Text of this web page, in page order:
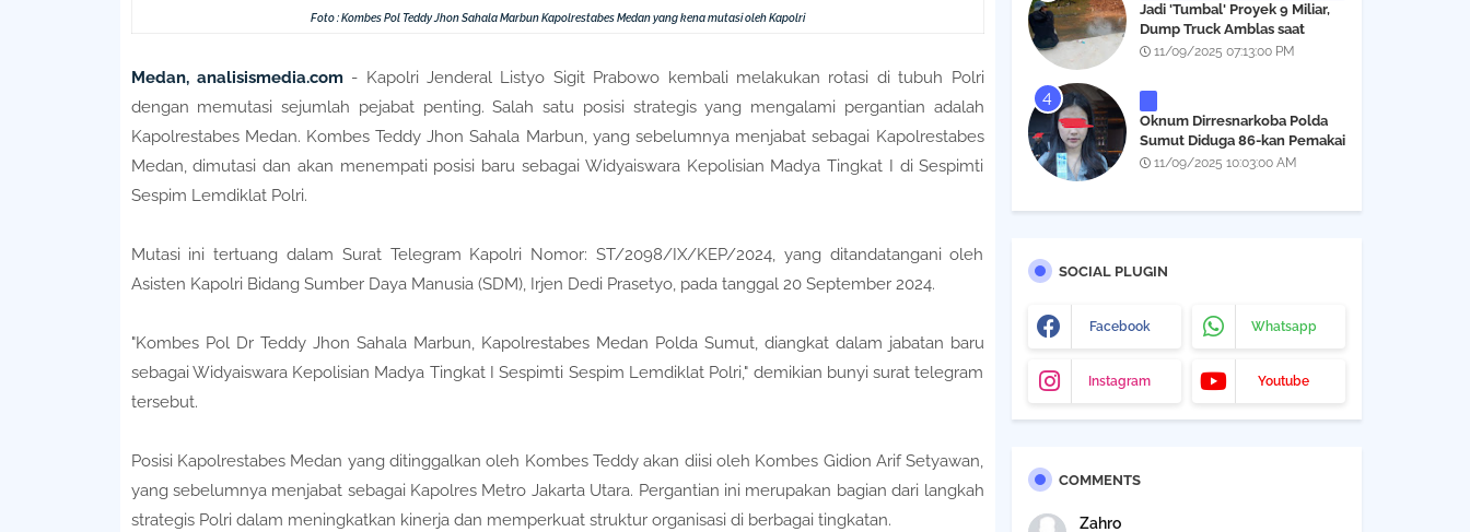
Foto : Kombes Pol Teddy Jhon Sahala Marbun Kapolrestabes Medan yang kena mutasi oleh Kapolri
Medan, analisismedia.com- Kapolri Jenderal Listyo Sigit Prabowo kembali melakukan rotasi di tubuh Polri
dengan memutasi sejumlah pejabat penting. Salah satu posisi strategis yang mengalami pergantian adalah
Kapolrestabes Medan. Kombes Teddy Jhon Sahala Marbun, yang sebelumnya menjabat sebagai Kapolrestabes
Medan, dimutasi dan akan menempati posisi baru sebagai Widyaiswara Kepolisian Madya Tingkat I di Sespimti
Sespim Lemdiklat Polri.
Mutasi ini tertuang dalam Surat Telegram Kapolri Nomor: ST/2098/IX/KEP/2024, yang ditandatangani oleh
Asisten Kapolri Bidang Sumber Daya Manusia (SDM), Irjen Dedi Prasetyo, pada tanggal 20 September 2024.
"Kombes Pol Dr Teddy Jhon Sahala Marbun, Kapolrestabes Medan Polda Sumut, diangkat dalam jabatan baru
sebagai Widyaiswara Kepolisian Madya Tingkat I Sespimti Sespim Lemdiklat Polri," demikian bunyi surat telegram
tersebut.
Posisi Kapolrestabes Medan yang ditinggalkan oleh Kombes Teddy akan diisi oleh Kombes Gidion Arif Setyawan,
yang sebelumnya menjabat sebagai Kapolres Metro Jakarta Utara. Pergantian ini merupakan bagian dari langkah
strategis Polri dalam meningkatkan kinerja dan memperkuat struktur organisasi di berbagai tingkatan.
‎Jadi 'Tumbal' Proyek 9 Miliar,
Dump Truck Amblas saat
Lintasi Timbunan yang
11/09/2025 07:13:00 PM
Oknum Dirresnarkoba Polda
Sumut Diduga 86-kan Pemakai
Narkoba Yang Didapatkan Saat
11/09/2025 10:03:00 AM
SOCIAL PLUGIN
Facebook Whatsapp
Instagram Youtube
COMMENTS
Zahro